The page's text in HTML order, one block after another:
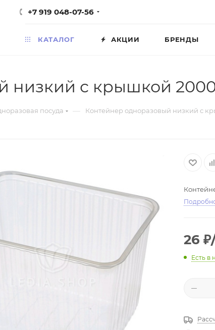
+7 919 048-07-56
КАТАЛОГ АКЦИИ БРЕНДЫ
с крышкой
посуда — Контейнер одноразовый низкий с
26 ₽
Есть в